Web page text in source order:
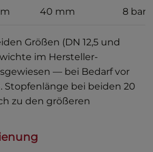
40 mm 8 bar
Größen (DN 12,5 und
im Hersteller-
— bei Bedarf vor
Stopfenlänge bei beiden 20
zu den größeren